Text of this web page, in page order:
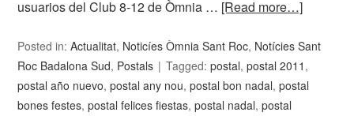
usuarios del Club 8-12 de Òmnia … [Read more…]
Posted in:Actualitat, Noticíes Òmnia Sant Roc, Notícies Sant
Roc Badalona Sud, Postals Tagged:postal,postal 2011 ,
postal año nuevo,postal any nou,postal bon nadal,postal
bones festes,postal felices fiestas,postal nadal,postal